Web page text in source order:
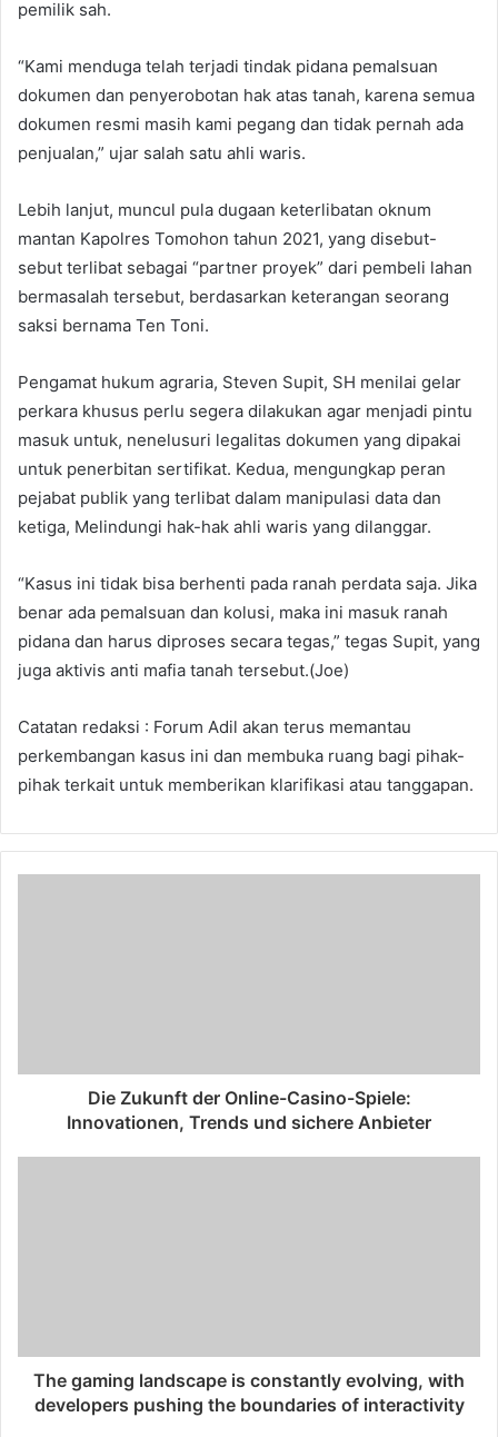
pemilik sah.
“Kami menduga telah terjadi tindak pidana pemalsuan
dokumen dan penyerobotan hak atas tanah, karena semua
dokumen resmi masih kami pegang dan tidak pernah ada
penjualan,” ujar salah satu ahli waris.
Lebih lanjut, muncul pula dugaan keterlibatan oknum
mantan Kapolres Tomohon tahun 2021, yang disebut-
sebut terlibat sebagai “partner proyek” dari pembeli lahan
bermasalah tersebut, berdasarkan keterangan seorang
saksi bernama Ten Toni.
Pengamat hukum agraria, Steven Supit, SH menilai gelar
perkara khusus perlu segera dilakukan agar menjadi pintu
masuk untuk, nenelusuri legalitas dokumen yang dipakai
untuk penerbitan sertifikat. Kedua, mengungkap peran
pejabat publik yang terlibat dalam manipulasi data dan
ketiga, Melindungi hak-hak ahli waris yang dilanggar.
“Kasus ini tidak bisa berhenti pada ranah perdata saja. Jika
benar ada pemalsuan dan kolusi, maka ini masuk ranah
pidana dan harus diproses secara tegas,” tegas Supit, yang
juga aktivis anti mafia tanah tersebut.(Joe)
Catatan redaksi : Forum Adil akan terus memantau
perkembangan kasus ini dan membuka ruang bagi pihak-
pihak terkait untuk memberikan klarifikasi atau tanggapan.
Die Zukunft der Online-Casino-Spiele:
Innovationen, Trends und sichere Anbieter
The gaming landscape is constantly evolving, with
developers pushing the boundaries of interactivity